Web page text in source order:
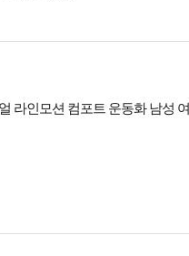
라인모션 컴포트 운동화 남성